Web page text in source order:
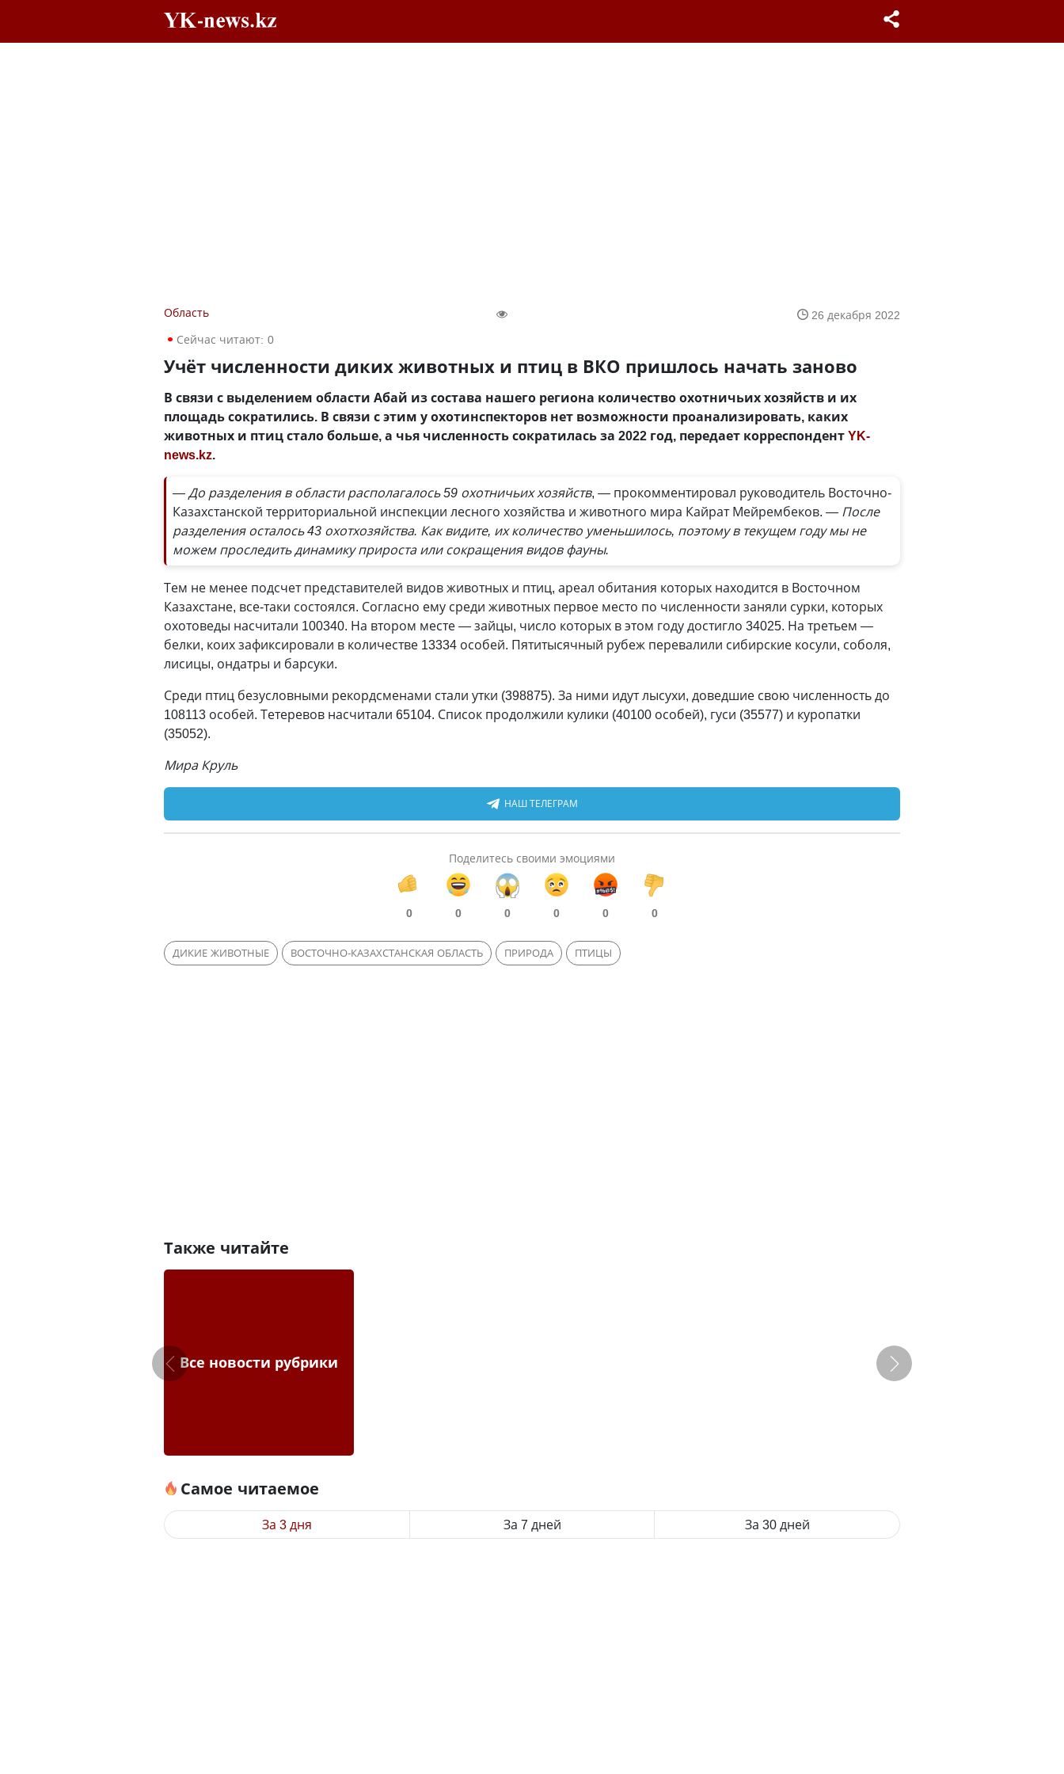
Область
26 декабря 2022
Сейчас читают: 0
Учёт численности диких животных и птиц в ВКО пришлось начать заново
В связи с выделением области Абай из состава нашего региона количество охотничьих хозяйств и их
площадь сократились. В связи с этим у охотинспекторов нет возможности проанализировать, каких
животных и птиц стало больше, а чья численность сократилась за 2022 год, передает корреспондентYK-
news.kz.
— До разделения в области располагалось 59 охотничьих хозяйств, — прокомментировал руководитель Восточно-
Казахстанской территориальной инспекции лесного хозяйства и животного мира Кайрат Мейрембеков. — После
разделения осталось 43 охотхозяйства. Как видите, их количество уменьшилось, поэтому в текущем году мы не
можем проследить динамику прироста или сокращения видов фауны.
Тем не менее подсчет представителей видов животных и птиц, ареал обитания которых находится в Восточном
Казахстане, все-таки состоялся. Согласно ему среди животных первое место по численности заняли сурки, которых
охотоведы насчитали 100340. На втором месте — зайцы, число которых в этом году достигло 34025. На третьем —
белки, коих зафиксировали в количестве 13334 особей. Пятитысячный рубеж перевалили сибирские косули, соболя,
лисицы, ондатры и барсуки.
Среди птиц безусловными рекордсменами стали утки (398875). За ними идут лысухи, доведшие свою численность до
108113 особей. Тетеревов насчитали 65104. Список продолжили кулики (40100 особей), гуси (35577) и куропатки
(35052).
Мира Круль
НАШ ТЕЛЕГРАМ
Поделитесь своими эмоциями
0 0 0 0 0 0
ДИКИЕ ЖИВОТНЫЕ ВОСТОЧНО-КАЗАХСТАНСКАЯ ОБЛАСТЬ ПРИРОДА ПТИЦЫ
Также читайте
Все новости рубрики
Самое читаемое
За 3 дня За 7 дней За 30 дней